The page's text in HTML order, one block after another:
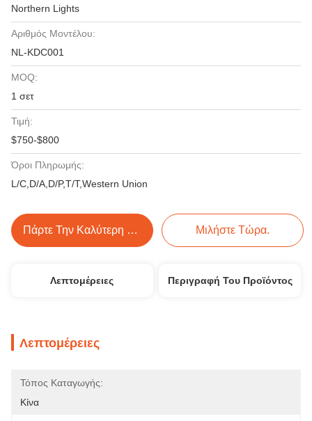
Northern Lights
Αριθμός Μοντέλου:
NL-KDC001
MOQ:
1 σετ
Τιμή:
$750-$800
Όροι Πληρωμής:
L/C,D/A,D/P,T/T,Western Union
Πάρτε Την Καλύτερη Τιμή Μιλήστε Τώρα.
Λεπτομέρειες Περιγραφή Του Προϊόντος
Λεπτομέρειες
Τόπος Καταγωγής:
Κίνα